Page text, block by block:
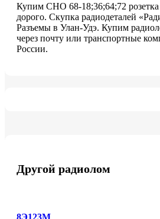
Купим СНО 68-18;36;64;72
дорого. Скупка радиодеталей
Разъемы в Улан-Удэ. Купим
через почту или транспортные
России.
Другой радиолом
8Э123М